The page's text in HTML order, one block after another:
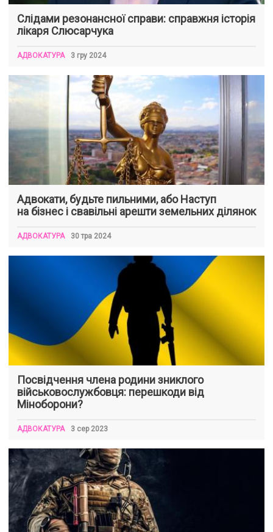
Слідами резонансної справи: справжня історія
лікаря Слюсарчука
АДВОКАТУРА 3 гру 2024
Адвокати, будьте пильними, або Наступ
на бізнес і свавільні арешти земельних ділянок
АДВОКАТУРА 30 тра 2024
Посвідчення члена родини зниклого
військовослужбовця: перешкоди від
Міноборони?
АДВОКАТУРА 3 сер 2023